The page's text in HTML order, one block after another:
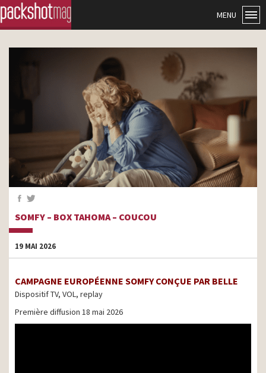
MENU
SOMFY – BOX TAHOMA – COUCOU
19 MAI 2026
CAMPAGNE EUROPÉENNE SOMFY CONÇUE PAR BELLE
Dispositif TV, VOL, replay
Première diffusion 18 mai 2026